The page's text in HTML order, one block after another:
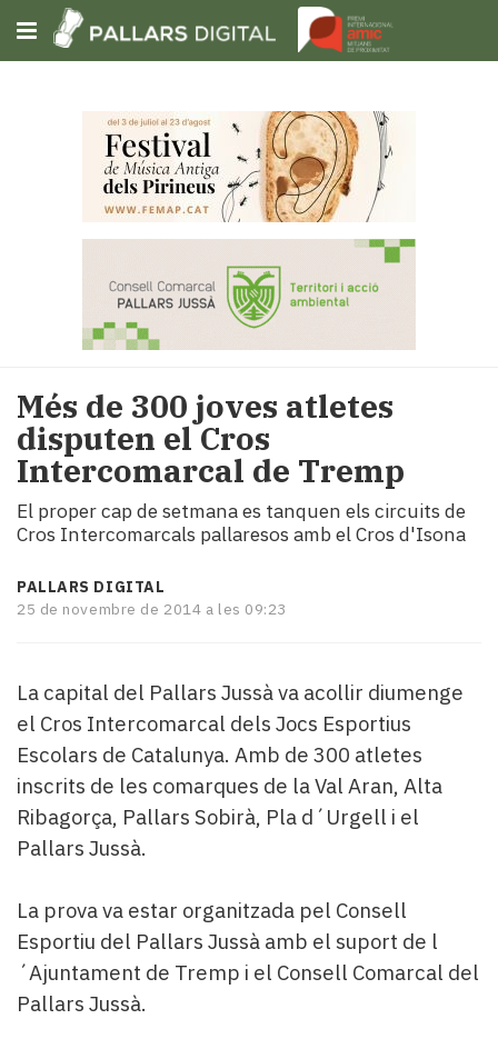
Subscriu-t'hi
Portada
Societat
Política
municipis
Economia
turisme
Esports
Mai
i
mitjans
El
Reportatges
Entrevistes
Enquestes
Dis
la
teva!
Subscriptors
Més de 300 joves atletes
disputen el Cros
Intercomarcal de Tremp
El proper cap de setmana es tanquen els circuits de
Cros Intercomarcals pallaresos amb el Cros d'Isona
PALLARS DIGITAL
25 de novembre de 2014 a les 09:23
La capital del Pallars Jussà va acollir diumenge
el Cros Intercomarcal dels Jocs Esportius
Escolars de Catalunya. Amb de 300 atletes
inscrits de les comarques de la Val Aran, Alta
Ribagorça, Pallars Sobirà, Pla d´Urgell i el
Pallars Jussà.
La prova va estar organitzada pel Consell
Esportiu del Pallars Jussà amb el suport de l
´Ajuntament de Tremp i el Consell Comarcal del
Pallars Jussà.